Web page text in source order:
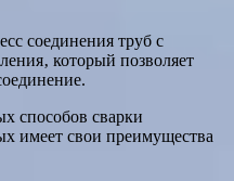
соединения труб с
который позволяет
способов сварки
имеет свои преимущества